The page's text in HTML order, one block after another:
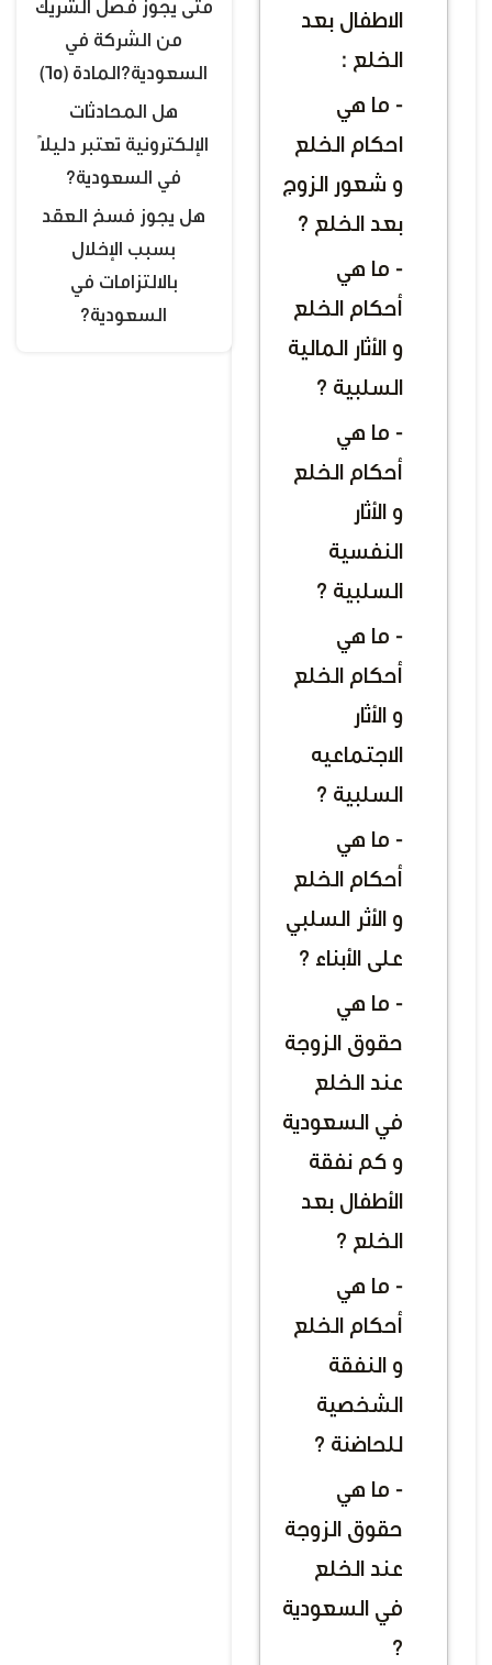
الاطفال بعد
الخلع :
- ما هي
احكام الخلع
و شعور الزوج
بعد الخلع ؟
- ما هي
أحكام الخلع
و الأثار المالية
السلبية ؟
- ما هي
أحكام الخلع
و الأثار
النفسية
السلبية ؟
- ما هي
أحكام الخلع
و الأثار
الاجتماعيه
السلبية ؟
- ما هي
أحكام الخلع
و الأثر السلبي
على الأبناء ؟
- ما هي
حقوق الزوجة
عند الخلع
في السعودية
و كم نفقة
الأطفال بعد
الخلع ؟
- ما هي
أحكام الخلع
و النفقة
الشخصية
للحاضنة ؟
- ما هي
حقوق الزوجة
عند الخلع
في السعودية
؟
متى يجوز فصل الشريك
من الشركة في
السعودية؟المادة (65)
هل المحادثات
الإلكترونية تعتبر دليلًا
في السعودية؟
هل يجوز فسخ العقد
بسبب الإخلال
بالالتزامات في
السعودية؟